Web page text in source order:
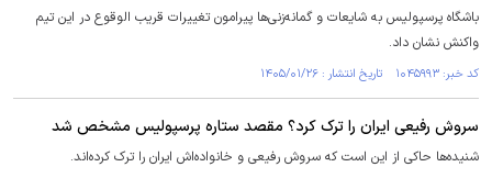
باشگاه پرسپولیس به شایعات و گمانه‌زنی‌ها پیرامون تغییرات قریب الوقوع در این تیم
واکنش نشان داد.
کد خبر: ۱۰۴۵۹۹۳ تاریخ انتشار : ۱۴۰۵/۰۱/۲۶
سروش رفیعی ایران را ترک کرد؟ مقصد ستاره پرسپولیس مشخص شد
شنیده‌ها حاکی از این است که سروش رفیعی و خانواده‌اش ایران را ترک کرده‌اند.